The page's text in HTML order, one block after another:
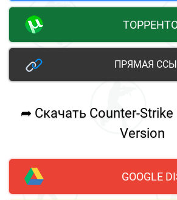
ПРЯМАЯ
➦ Скачать Counter-Strike
Version
GOOGLE